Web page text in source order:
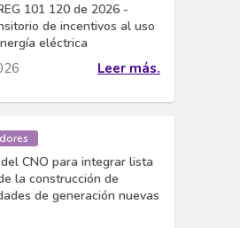
101 120 de 2026 -
de incentivos al uso
eléctrica
Leer más.
CNO para integrar lista
la construcción de
de generación nuevas